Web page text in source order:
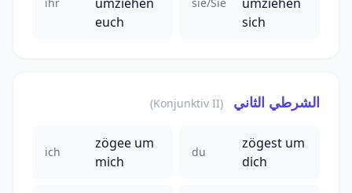
ihr
euch
sie/Sie
sich
الشرطي الثاني (Konjunktiv II)
ich
zögee um
mich
du
zögest um
dich